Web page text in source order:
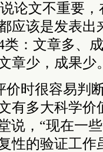
论文不重要
应该是发表出
：文章多、
章少，成果少
价时很容易判
有多大科学价
说，“现在一
性的验证工作